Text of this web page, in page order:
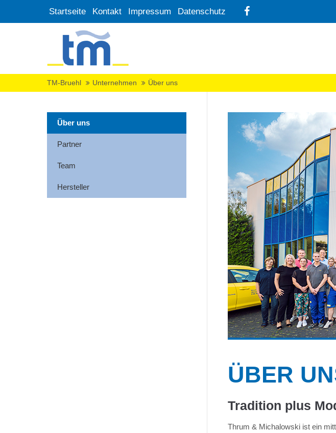
Startseite Kontakt Impressum Datenschutz
TM-Bruehl Unternehmen Über uns
ÜBER
Tradition plus
Thrum & Michalowski ist ein
Über uns
Partner
Team
Hersteller